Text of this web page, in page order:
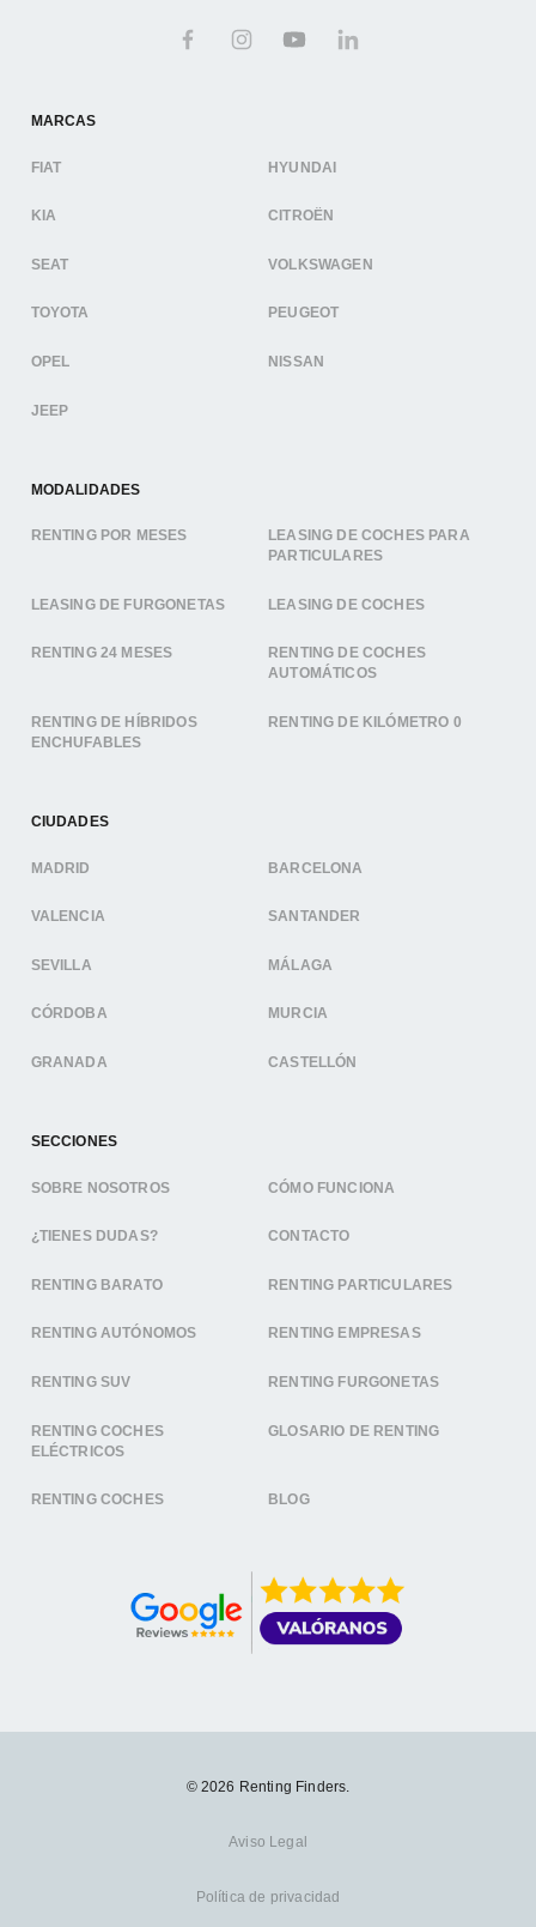
MARCAS
FIAT HYUNDAI
KIA CITROËN
SEAT VOLKSWAGEN
TOYOTA PEUGEOT
OPEL NISSAN
JEEP
MODALIDADES
RENTING POR MESES
LEASING DE COCHES PARA
PARTICULARES
LEASING DE FURGONETAS LEASING DE COCHES
RENTING 24 MESES
RENTING DE COCHES
AUTOMÁTICOS
RENTING DE HÍBRIDOS
ENCHUFABLES
RENTING DE KILÓMETRO 0
CIUDADES
MADRID BARCELONA
VALENCIA SANTANDER
SEVILLA MÁLAGA
CÓRDOBA MURCIA
GRANADA CASTELLÓN
SECCIONES
SOBRE NOSOTROS CÓMO FUNCIONA
¿TIENES DUDAS? CONTACTO
RENTING BARATO RENTING PARTICULARES
RENTING AUTÓNOMOS RENTING EMPRESAS
RENTING SUV RENTING FURGONETAS
RENTING COCHES
ELÉCTRICOS
GLOSARIO DE RENTING
RENTING COCHES BLOG
© 2026 Renting Finders.
Aviso Legal
Política de privacidad